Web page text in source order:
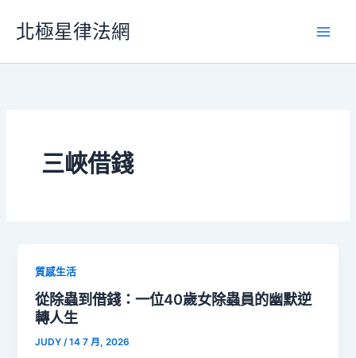
要
北極星律法網
三峽借錢
質感生活
從除蟲到借錢：一位40歲女除蟲員的幽默逆
轉人生
JUDY /14 7 月, 2026